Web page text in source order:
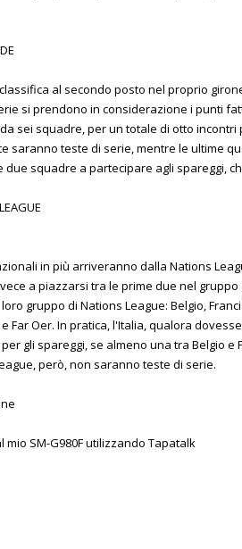
al secondo posto nel proprio
si prendono in considerazione i punti
sei squadre, per un totale di otto
saranno teste di serie, mentre le ultime
due squadre a partecipare agli spareggi,
in più arriveranno dalla Nations
a piazzarsi tra le prime due nel
gruppo di Nations League: Belgio,
Far Oer. In pratica, l'Italia, qualora
gli spareggi, se almeno una tra Belgio
però, non saranno teste di serie.
mio SM-G980F utilizzando Tapatalk